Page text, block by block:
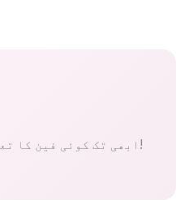
ابھی تک کوئی فین کا تعاون نہیں۔ پہلے بنیں!